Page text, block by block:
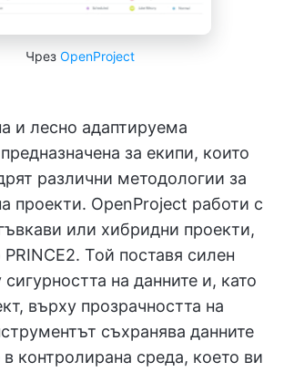
Чрез OpenProject
и лесно адаптируема
за екипи, които
различни методологии за
проекти. OpenProject работи с
или хибридни проекти,
Той поставя силен
на данните и, като
върху прозрачността на
съхранява данните
в контролирана среда, което ви